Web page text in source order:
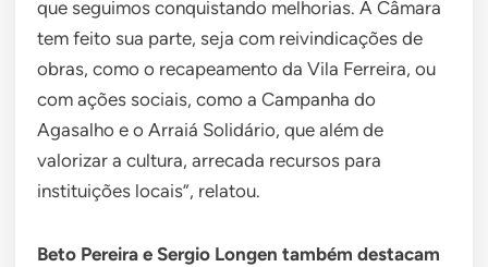
que seguimos conquistando melhorias. A Câmara
tem feito sua parte, seja com reivindicações de
obras, como o recapeamento da Vila Ferreira, ou
com ações sociais, como a Campanha do
Agasalho e o Arraiá Solidário, que além de
valorizar a cultura, arrecada recursos para
instituições locais”, relatou.
Beto Pereira e Sergio Longen também destacam